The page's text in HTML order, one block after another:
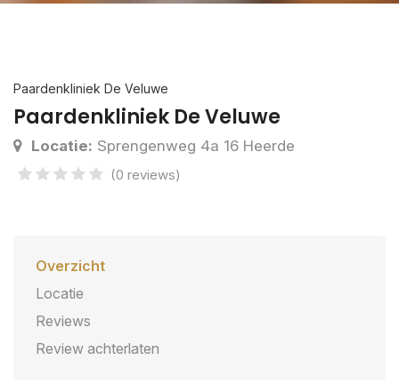
Paardenkliniek De Veluwe
Paardenkliniek De Veluwe
Locatie: Sprengenweg 4a 16 Heerde
(0 reviews)
Overzicht
Locatie
Reviews
Review achterlaten